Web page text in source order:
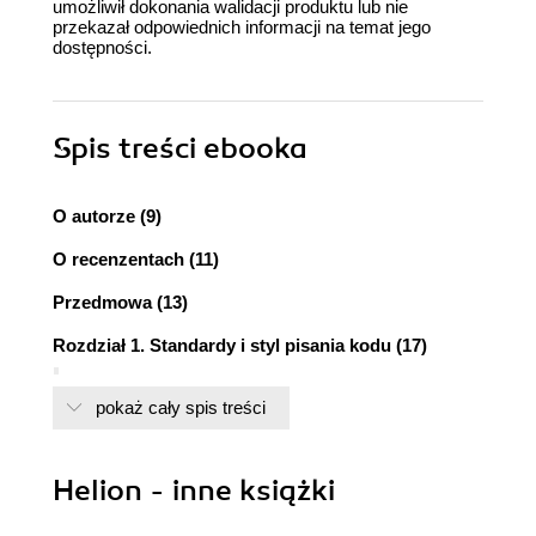
umożliwił dokonania walidacji produktu lub nie
przekazał odpowiednich informacji na temat jego
dostępności.
Spis treści ebooka
O autorze (9)
O recenzentach (11)
Przedmowa (13)
Rozdział 1. Standardy i styl pisania kodu (17)
Zalety (18)
Formatowanie (20)
pokaż cały spis treści
Helion - inne książki